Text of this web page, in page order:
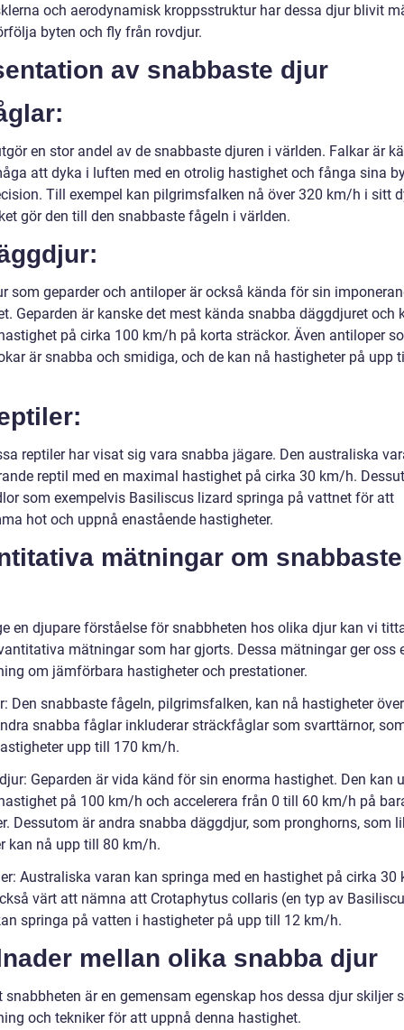
och aerodynamisk kroppsstruktur har dessa djur blivit
byten och fly från rovdjur.
av snabbaste djur
en stor andel av de snabbaste djuren i världen. Falkar är
att dyka i luften med en otrolig hastighet och fånga sina
Till exempel kan pilgrimsfalken nå över 320 km/h i sitt
gör den till den snabbaste fågeln i världen.
som geparder och antiloper är också kända för sin
Geparden är kanske det mest kända snabba däggdjuret och
på cirka 100 km/h på korta sträckor. Även antiloper
är snabba och smidiga, och de kan nå hastigheter på upp
reptiler har visat sig vara snabba jägare. Den australiska
reptil med en maximal hastighet på cirka 30 km/h.
som exempelvis Basiliscus lizard springa på vattnet för att
hot och uppnå enastående hastigheter.
mätningar om snabbaste
en djupare förståelse för snabbheten hos olika djur kan vi
mätningar som har gjorts. Dessa mätningar ger oss
om jämförbara hastigheter och prestationer.
Den snabbaste fågeln, pilgrimsfalken, kan nå hastigheter
snabba fåglar inkluderar sträckfåglar som svarttärnor,
upp till 170 km/h.
Geparden är vida känd för sin enorma hastighet. Den kan
på 100 km/h och accelerera från 0 till 60 km/h på
Dessutom är andra snabba däggdjur, som pronghorns, som
kan nå upp till 80 km/h.
Australiska varan kan springa med en hastighet på cirka 30
värt att nämna att Crotaphytus collaris (en typ av
springa på vatten i hastigheter på upp till 12 km/h.
mellan olika snabba djur
snabbheten är en gemensam egenskap hos dessa djur skiljer
och tekniker för att uppnå denna hastighet.